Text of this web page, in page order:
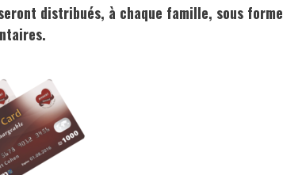
distribués, à chaque famille, sous forme